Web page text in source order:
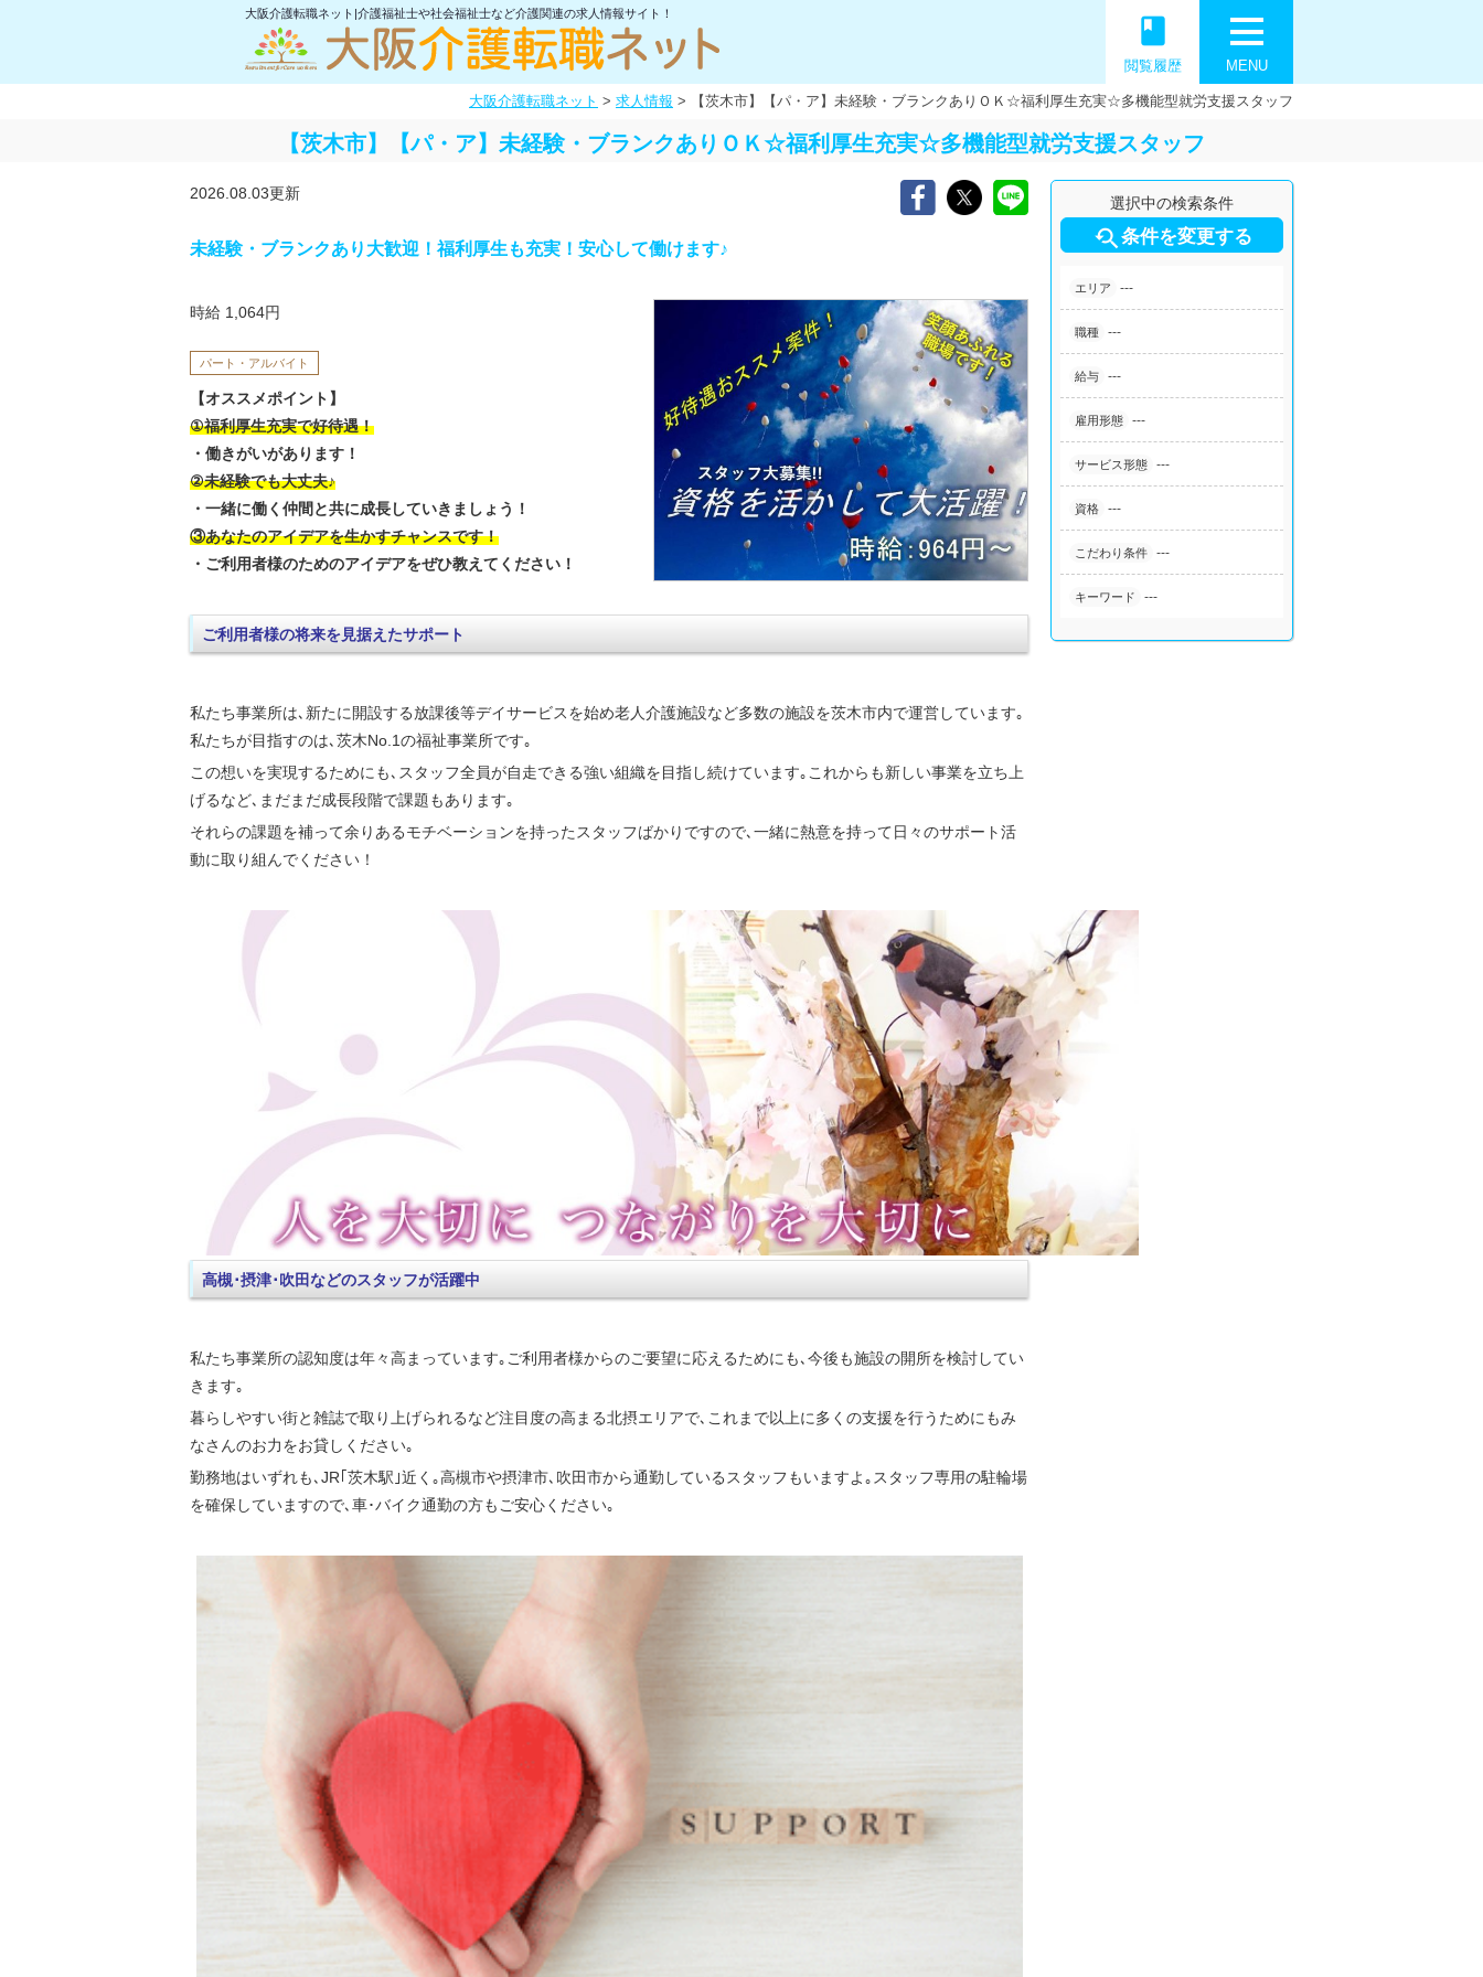
大阪介護転職ネット|介護福祉士や社会福祉士など介護関連の求人情報サイト！
MENU
book
閲覧履歴
大阪介護転職ネット > 求人情報 > 【茨木市】【パ・ア】未経験・ブランクありＯＫ☆福利厚生充実☆多機能型就労支援スタッフ
【茨木市】【パ・ア】未経験・ブランクありＯＫ☆福利厚生充実☆多機能型就労支援スタッフ
選択中の検索条件
条件を変更する
エリア ---
職種 ---
給与 ---
雇用形態 ---
サービス形態 ---
資格 ---
こだわり条件 ---
キーワード ---
2026.08.03更新
未経験・ブランクあり大歓迎！福利厚生も充実！安心して働けます♪
時給 1,064円
パート・アルバイト
【オススメポイント】
①福利厚生充実で好待遇！
・働きがいがあります！
②未経験でも大丈夫♪
・一緒に働く仲間と共に成長していきましょう！
③あなたのアイデアを生かすチャンスです！
・ご利用者様のためのアイデアをぜひ教えてください！
ご利用者様の将来を見据えたサポート
私たち事業所は､新たに開設する放課後等デイサービスを始め老人介護施設など多数の施設を茨木市内で運営しています｡
私たちが目指すのは､茨木No.1の福祉事業所です｡
この想いを実現するためにも､スタッフ全員が自走できる強い組織を目指し続けています｡これからも新しい事業を立ち上
げるなど､まだまだ成長段階で課題もあります｡
それらの課題を補って余りあるモチベーションを持ったスタッフばかりですので､一緒に熱意を持って日々のサポート活
動に取り組んでください！
高槻･摂津･吹田などのスタッフが活躍中
私たち事業所の認知度は年々高まっています｡ご利用者様からのご要望に応えるためにも､今後も施設の開所を検討してい
きます｡
暮らしやすい街と雑誌で取り上げられるなど注目度の高まる北摂エリアで､これまで以上に多くの支援を行うためにもみ
なさんのお力をお貸しください｡
勤務地はいずれも､JR｢茨木駅｣近く｡高槻市や摂津市､吹田市から通勤しているスタッフもいますよ｡スタッフ専用の駐輪場
を確保していますので､車･バイク通勤の方もご安心ください｡